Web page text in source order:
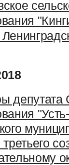
депутата